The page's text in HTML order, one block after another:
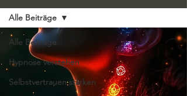
Alle Beiträge
Hypnose verstehen
Selbstvertrauen stärken
Alle Beiträge